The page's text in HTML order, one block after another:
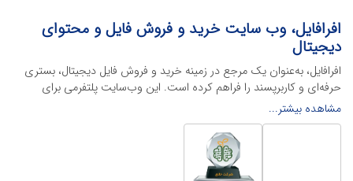
افرافایل، وب سایت خرید و فروش فایل و محتوای
دیجیتال
افرافایل، به‌عنوان یک مرجع در زمینه خرید و فروش فایل دیجیتال، بستری
حرفه‌ای و کاربرپسند را فراهم کرده است. این وب‌سایت‌ پلتفرمی برای
طراحان، دانشجویان و فریلنسرها ایجاد می‌کند تا به راحتی محصولات
دیجیتال خود را به فروش رسانده یا از محتواهایی باکیفیت برای پیشبرد
اهدافشان استفاده کنند.
این سایت با ارائه تنوع گسترده‌ای از محصولات دیجیتال از انواع فایل های
مشاهده بیشتر...